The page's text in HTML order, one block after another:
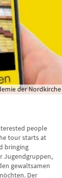
der Nordkirche
people
tour starts at
bringing
Jugendgruppen,
gewaltsamen
Der